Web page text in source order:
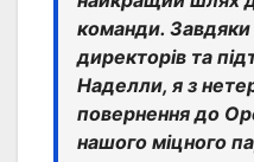
команди. Завдяки
директорів та
Наделли, я з
повернення до
нашого міцного